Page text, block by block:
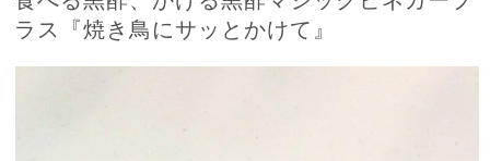
ラス『焼き鳥にサッとかけて』